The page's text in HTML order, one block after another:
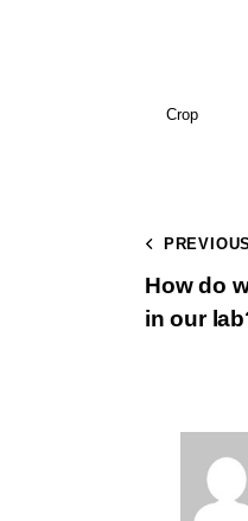
Crop
PREVIOUS
How do
in our